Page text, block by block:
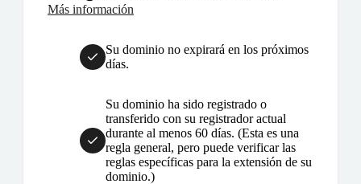
Más información
Su dominio no expirará en los próximos
días.
Su dominio ha sido registrado o
transferido con su registrador actual
durante al menos 60 días. (Esta es una
regla general, pero puede verificar las
reglas específicas para la extensión de su
dominio.)